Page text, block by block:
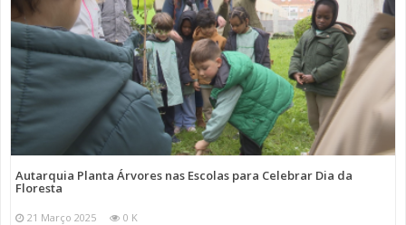
Autarquia Planta Árvores nas Escolas para Celebrar Dia da
Floresta
21 Março 2025 0 K